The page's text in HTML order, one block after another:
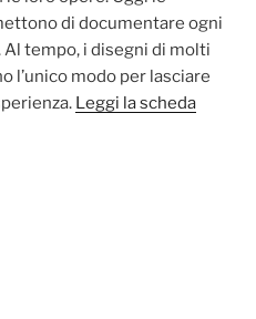
di documentare ogni
tempo, i disegni di molti
l’unico modo per lasciare
Leggi la scheda